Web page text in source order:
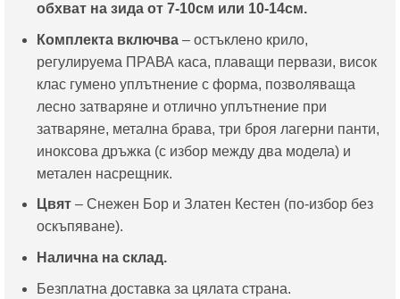
обхват на зида от 7-10см или 10-14см.
Комплекта включва– остъклено крило,
регулируема ПРАВА каса, плаващи первази, висок
клас гумено уплътнение с форма, позволяваща
лесно затваряне и отлично уплътнение при
затваряне, метална брава, три броя лагерни панти,
иноксова дръжка (с избор между два модела) и
метален насрещник.
Цвят– Снежен Бор и Златен Кестен (по-избор без
оскъпяване).
Налична на склад.
Безплатна доставка за цялата страна.